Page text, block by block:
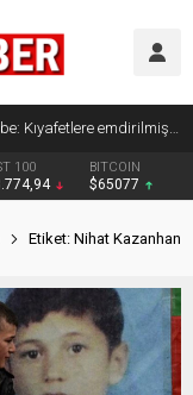
Yüksekova’da zehir tacirlerine darbe: Kıyafetlere emdirilmiş 13 kilo metamfetamin ele geçirildi
100 BITCOIN
$65077
Etiket: Nihat Kazanhan